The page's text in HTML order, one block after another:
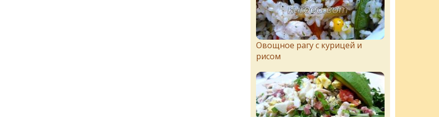
Овощное рагу с курицей и
рисом